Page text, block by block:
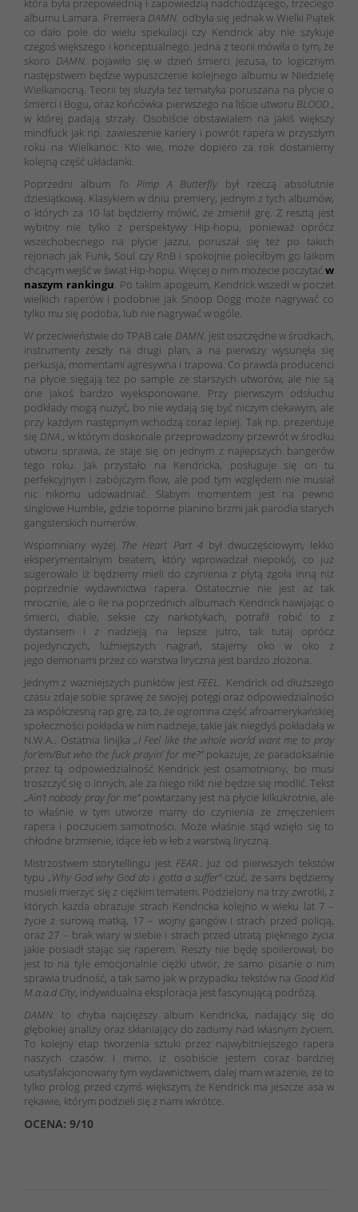
która była przepowiednią i zapowiedzią nadchodzącego, trzeciego
albumu Lamara. Premiera DAMN. odbyła się jednak w Wielki Piątek
co dało pole do wielu spekulacji czy Kendrick aby nie szykuje
czegoś większego i konceptualnego. Jedna z teorii mówiła o tym, że
skoro DAMN. pojawiło się w dzień śmierci Jezusa, to logicznym
następstwem będzie wypuszczenie kolejnego albumu w Niedzielę
Wielkanocną. Teorii tej służyła też tematyka poruszana na płycie o
śmierci i Bogu, oraz końcówka pierwszego na liście utworu BLOOD.,
w której padają strzały. Osobiście obstawiałem na jakiś większy
mindfuck jak np. zawieszenie kariery i powrót rapera w przyszłym
roku na Wielkanoc. Kto wie, może dopiero za rok dostaniemy
kolejną część układanki.
Poprzedni album To Pimp A Butterfly był rzeczą absolutnie
dziesiątkową. Klasykiem w dniu premiery, jednym z tych albumów,
o których za 10 lat będziemy mówić, że zmienił grę. Z resztą jest
wybitny nie tylko z perspektywy Hip-hopu, ponieważ oprócz
wszechobecnego na płycie Jazzu, poruszał się też po takich
rejonach jak Funk, Soul czy RnB i spokojnie poleciłbym go laikom
chcącym wejść w świat Hip-hopu. Więcej o nim możecie poczytaćw
naszym rankingu. Po takim apogeum, Kendrick wszedł w poczet
wielkich raperów i podobnie jak Snoop Dogg może nagrywać co
tylko mu się podoba, lub nie nagrywać w ogóle.
W przeciwieństwie do TPAB całe DAMN. jest oszczędne w środkach,
instrumenty zeszły na drugi plan, a na pierwszy wysunęła się
perkusja, momentami agresywna i trapowa. Co prawda producenci
na płycie sięgają też po sample ze starszych utworów, ale nie są
one jakoś bardzo wyeksponowane. Przy pierwszym odsłuchu
podkłady mogą nużyć, bo nie wydają się być niczym ciekawym, ale
przy każdym następnym wchodzą coraz lepiej. Tak np. prezentuje
się DNA., w którym doskonale przeprowadzony przewrót w środku
utworu sprawia, że staje się on jednym z najlepszych bangerów
tego roku. Jak przystało na Kendricka, posługuje się on tu
perfekcyjnym i zabójczym flow, ale pod tym względem nie musiał
nic nikomu udowadniać. Słabym momentem jest na pewno
singlowe Humble, gdzie toporne pianino brzmi jak parodia starych
gangsterskich numerów.
Wspomniany wyżej The Heart Part 4był dwuczęściowym, lekko
eksperymentalnym beatem, który wprowadzał niepokój, co już
sugerowało iż będziemy mieli do czynienia z płytą zgoła inną niż
poprzednie wydawnictwa rapera. Ostatecznie nie jest aż tak
mrocznie, ale o ile na poprzednich albumach Kendrick nawijając o
śmierci, diable, seksie czy narkotykach, potrafił robić to z
dystansem i z nadzieją na lepsze jutro, tak tutaj oprócz
pojedynczych, luźniejszych nagrań, stajemy oko w oko z
jego demonami przez co warstwa liryczna jest bardzo złożona.
Jednym z ważniejszych punktów jest FEEL.. Kendrick od dłuższego
czasu zdaje sobie sprawę ze swojej potęgi oraz odpowiedzialności
za współczesną rap grę, za to, że ogromna część afroamerykańskiej
społeczności pokłada w nim nadzieje, takie jak niegdyś pokładała w
N.W.A.. Ostatnia linijka „I Feel like the whole world want me to pray
for’em/But who the fuck prayin’ for me?”pokazuje, że paradoksalnie
przez tą odpowiedzialność Kendrick jest osamotniony, bo musi
troszczyć się o innych, ale za niego nikt nie będzie się modlić. Tekst
„Ain’t nobody pray for me”powtarzany jest na płycie kilkukrotnie, ale
to właśnie w tym utworze mamy do czynienia ze zmęczeniem
rapera i poczuciem samotności. Może właśnie stąd wzięło się to
chłodne brzmienie, idące łeb w łeb z warstwą liryczną.
Mistrzostwem storytellingu jest FEAR.. Już od pierwszych tekstów
typu„Why God why God do i gotta a suffer”czuć, że sami będziemy
musieli mierzyć się z ciężkim tematem. Podzielony na trzy zwrotki, z
których każda obrazuje strach Kendricka kolejno w wieku lat 7 –
życie z surową matką, 17 – wojny gangów i strach przed policją,
oraz 27 – brak wiary w siebie i strach przed utratą pięknego życia
jakie posiadł stając się raperem. Reszty nie będę spoilerował, bo
jest to na tyle emocjonalnie ciężki utwór, że samo pisanie o nim
sprawia trudność, a tak samo jak w przypadku tekstów na Good Kid
M.a.a.d City, indywidualna eksploracja jest fascynującą podróżą.
DAMN. to chyba najcięższy album Kendricka, nadający się do
głębokiej analizy oraz skłaniający do zadumy nad własnym życiem.
To kolejny etap tworzenia sztuki przez najwybitniejszego rapera
naszych czasów. I mimo, iż osobiście jestem coraz bardziej
usatysfakcjonowany tym wydawnictwem, dalej mam wrażenie, że to
tylko prolog przed czymś większym, że Kendrick ma jeszcze asa w
rękawie, którym podzieli się z nami wkrótce.
OCENA: 9/10